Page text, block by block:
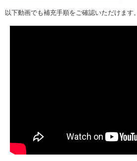
以下動画でも補充手順をご確認いただけます。